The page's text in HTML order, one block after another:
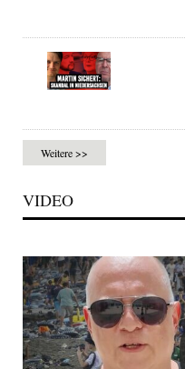
Weitere >>
VIDEO